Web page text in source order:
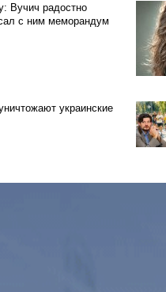
Вучич радостно
с ним меморандум
украинские